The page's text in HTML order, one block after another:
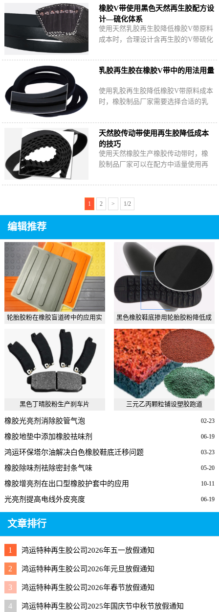
合适？
橡胶V带使用黑色天然再生胶配方设
计—硫化体系
使用天然乳胶再生胶降低橡胶V带原料
成本时，合理设计含再生胶的V带硫化
性能与物理机械性能，产品性价比更
高。
乳胶再生胶在橡胶V带中的用法用量
使用乳胶再生胶降低橡胶V带原料成本
时，橡胶制品厂家需要选择合适的乳
制乳胶再生胶用量，保证V带使用性能
与寿命。
天然胶传动带使用再生胶降低成本
的技巧
使用天然橡胶生产橡胶传动带时，橡
胶制品厂家可以在配方中适量使用再
理控制再生胶用量以保证成品质量。
1 2 > 1/2
编辑推荐
轮胎胶粉在橡胶盲道砖中的应用实
黑色橡胶鞋底掺用轮胎胶粉降低成
本
黑色丁晴胶粉生产刹车片 三元乙丙颗粒铺设塑胶跑道
02-23
橡胶光亮剂消除胶管气泡
06-19
橡胶地垫中添加橡胶祛味剂
03-23
鸿运环保塔尔油解决白色橡胶鞋底迁移问题
05-20
橡胶除味剂祛除密封条气味
10-11
橡胶增亮剂在出口型橡胶护套中的应用
06-19
光亮剂提高电线外皮亮度
文章排行
1 鸿运特种再生胶公司2026年五一放假通知
2 鸿运特种再生胶公司2026年元旦放假通知
3 鸿运特种再生胶公司2026年春节放假通知
4 鸿运特种再生胶公司2025年国庆节中秋节放假通知